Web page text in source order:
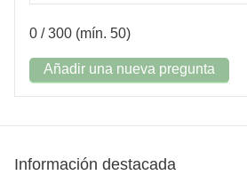
0 / 300 (mín. 50)
Añadir una nueva pregunta
Información destacada